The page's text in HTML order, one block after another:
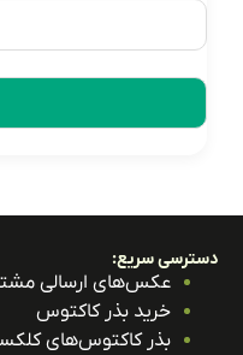
سریع:
عکس‌های ارسالی مشتریان
خرید بذر کاکتوس
بذر کاکتوس‌های کلکسیونی